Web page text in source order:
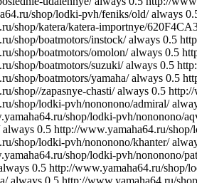
shop/lodki-pvh/feniks/old/ always
shop/katera/katera-importnye/
shop/boatmotors/instock/ always 0.5
shop/boatmotors/omolon/ always 0.5
shop/boatmotors/suzuki/ always 0.5
shop/boatmotors/yamaha/ always 0.5
shop//zapasnye-chasti/ always 0.5
shop/lodki-pvh/nononono/admiral/
shop/lodki-pvh/nononono/
always 0.5 http://www.yamaha64.ru/
shop/lodki-pvh/nononono/khanter/
shop/lodki-pvh/nononono/
0.5 http://www.yamaha64.ru/shop/
always 0.5 http://www.yamaha64.ru/